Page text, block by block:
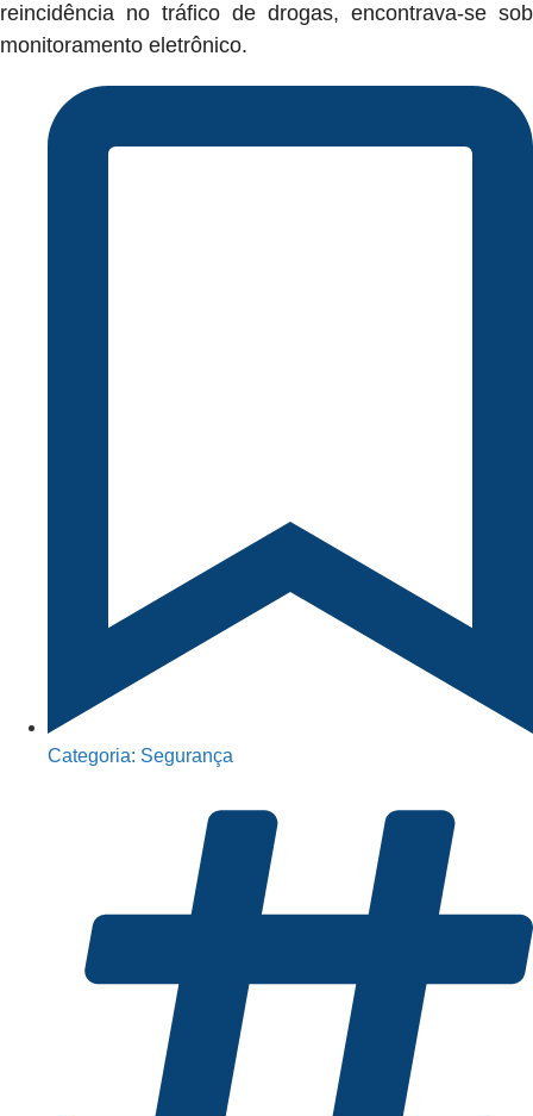
reincidência no tráfico de drogas, encontrava-se sob
monitoramento eletrônico.
Categoria: Segurança